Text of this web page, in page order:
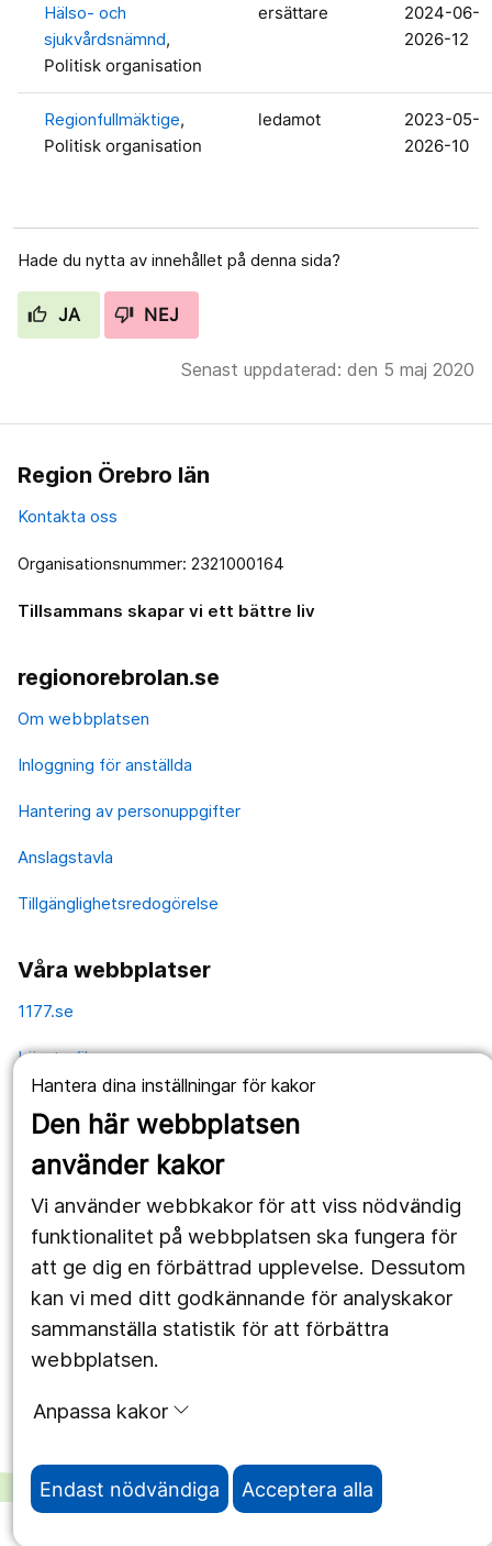
Hantera dina inställningar för kakor
Den här webbplatsen
använder kakor
Vi använder webbkakor för att viss nödvändig
funktionalitet på webbplatsen ska fungera för
att ge dig en förbättrad upplevelse. Dessutom
kan vi med ditt godkännande för analyskakor
sammanställa statistik för att förbättra
webbplatsen.
Anpassa kakor
Endast nödvändiga Acceptera alla
Hälso- och
sjukvårdsnämnd,
Politisk organisation
ersättare
2024-06-
2026-12
Regionfullmäktige,
Politisk organisation
ledamot
2023-05-
2026-10
Hade du nytta av innehållet på denna sida?
JA NEJ
Senast uppdaterad: den 5 maj 2020
Region Örebro län
Kontakta oss
Organisationsnummer: 2321000164
Tillsammans skapar vi ett bättre liv
regionorebrolan.se
Om webbplatsen
Inloggning för anställda
Hantering av personuppgifter
Anslagstavla
Tillgänglighetsredogörelse
Våra webbplatser
1177.se
Länstrafiken
Utveckling
Följ oss
Facebook
work_outlineLinkedIn